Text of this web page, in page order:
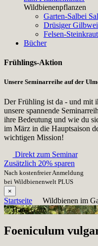
Wildbienenpflanzen
Garten-Salbei
Drüsiger
Felsen-Steinkraut
Bücher
Frühlings-Aktion
Unsere Seminarreihe auf der
Der Frühling ist da - und mit
unsere spannende
ihre Bedeutung und wie du
im März in die Hauptsaison
wichtigen Mission!
Direkt zum Seminar
Zusätzlich 20% sparen
Nach kostenfreier Anmeldung
bei Wildbienenwelt PLUS
×
Startseite Wildbienen im
© Hans Götz
Foeniculum